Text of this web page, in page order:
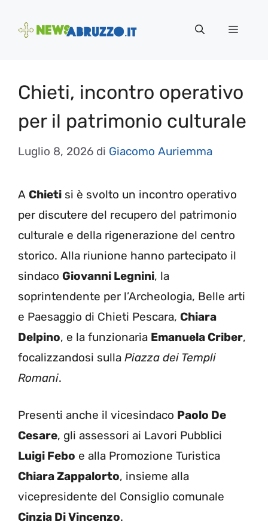
Menu
Chieti, incontro operativo
per il patrimonio culturale
Luglio 8, 2026 di Giacomo Auriemma
A Chieti si è svolto un incontro operativo
per discutere del recupero del patrimonio
culturale e della rigenerazione del centro
storico. Alla riunione hanno partecipato il
sindaco Giovanni Legnini, la
soprintendente per l’Archeologia, Belle arti
e Paesaggio di Chieti Pescara, Chiara
Delpino, e la funzionaria Emanuela Criber,
focalizzandosi sulla Piazza dei Templi
Romani.
Presenti anche il vicesindaco Paolo De
Cesare, gli assessori ai Lavori Pubblici
Luigi Febo e alla Promozione Turistica
Chiara Zappalorto, insieme alla
vicepresidente del Consiglio comunale
Cinzia Di Vincenzo.